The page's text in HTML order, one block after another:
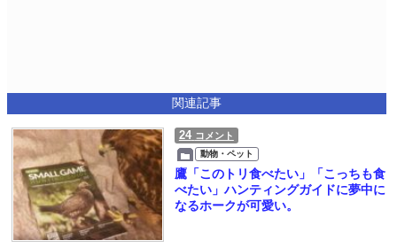
関連記事
24 コメント
動物・ペット
鷹「このトリ食べたい」「こっちも食
べたい」ハンティングガイドに夢中に
なるホークが可愛い。